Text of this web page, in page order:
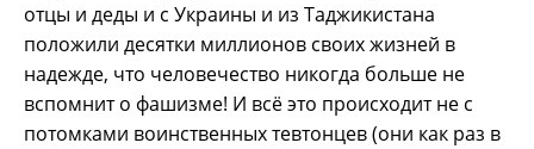
отцы и деды и с Украины и из Таджикистана
положили десятки миллионов своих жизней в
надежде, что человечество никогда больше не
вспомнит о фашизме! И всё это происходит не с
потомками воинственных тевтонцев (они как раз в